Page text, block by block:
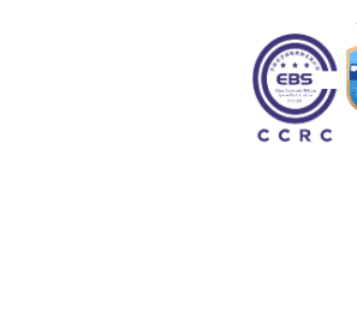
技术支持：